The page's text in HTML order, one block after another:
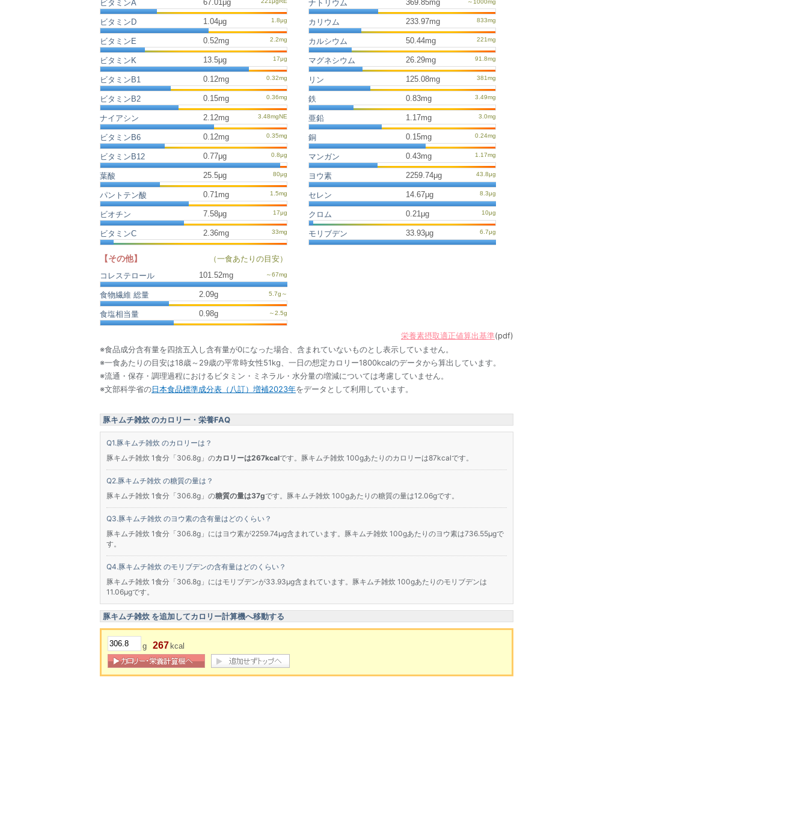
ビタミンA
67.01μg
ビタミンD 1.04μg
ビタミンE 0.52mg
ビタミンK 13.5μg
ビタミンB1 0.12mg
ビタミンB2 0.15mg
ナイアシン 2.12mg
ビタミンB6 0.12mg
ビタミンB12 0.77μg
葉酸 25.5μg
パントテン酸 0.71mg
ビオチン 7.58μg
ビタミンC 2.36mg
ナトリウム
369.85mg
カリウム 233.97mg
カルシウム 50.44mg
マグネシウム 26.29mg
リン 125.08mg
鉄 0.83mg
亜鉛 1.17mg
銅 0.15mg
マンガン 0.43mg
ヨウ素 2259.74μg
セレン 14.67μg
クロム 0.21μg
モリブデン 33.93μg
【その他】
（一食あたりの目安）
コレステロール
101.52mg
食物繊維 総量 2.09g
食塩相当量 0.98g
栄養素摂取適正値算出基準(pdf)
※食品成分含有量を四捨五入し含有量が0になった場合、含まれていないものとし表示していません。
※一食あたりの目安は18歳～29歳の平常時女性51kg、一日の想定カロリー1800kcalのデータから算出しています。
※流通・保存・調理過程におけるビタミン・ミネラル・水分量の増減については考慮していません。
※文部科学省の日本食品標準成分表（八訂）増補2023年をデータとして利用しています。
豚キムチ雑炊 のカロリー・栄養FAQ
豚キムチ雑炊 のカロリーは？
豚キムチ雑炊 1食分「306.8g」のカロリーは267kcalです。豚キムチ雑炊 100gあたりのカロリーは87kcalです。
豚キムチ雑炊 の糖質の量は？
豚キムチ雑炊 1食分「306.8g」の糖質の量は37gです。豚キムチ雑炊 100gあたりの糖質の量は12.06gです。
豚キムチ雑炊 のヨウ素の含有量はどのくらい？
豚キムチ雑炊 1食分「306.8g」にはヨウ素が2259.74μg含まれています。豚キムチ雑炊 100gあたりのヨウ素は736.55μgで
す。
豚キムチ雑炊 のモリブデンの含有量はどのくらい？
豚キムチ雑炊 1食分「306.8g」にはモリブデンが33.93μg含まれています。豚キムチ雑炊 100gあたりのモリブデンは
11.06μgです。
豚キムチ雑炊 を追加してカロリー計算機へ移動する
g 267 kcal